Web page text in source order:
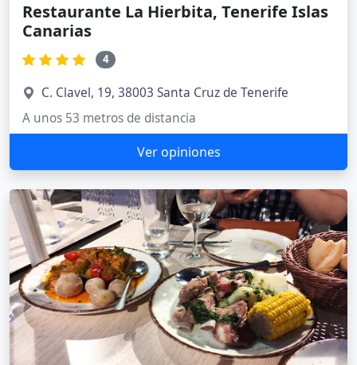
Restaurante La Hierbita, Tenerife Islas
Canarias
4
C. Clavel, 19, 38003 Santa Cruz de Tenerife
A unos 53 metros de distancia
Ver opiniones